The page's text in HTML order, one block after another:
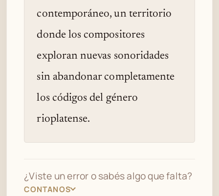
contemporáneo, un territorio
donde los compositores
exploran nuevas sonoridades
sin abandonar completamente
los códigos del género
rioplatense.
¿Viste un error o sabés algo que falta?
CONTANOS